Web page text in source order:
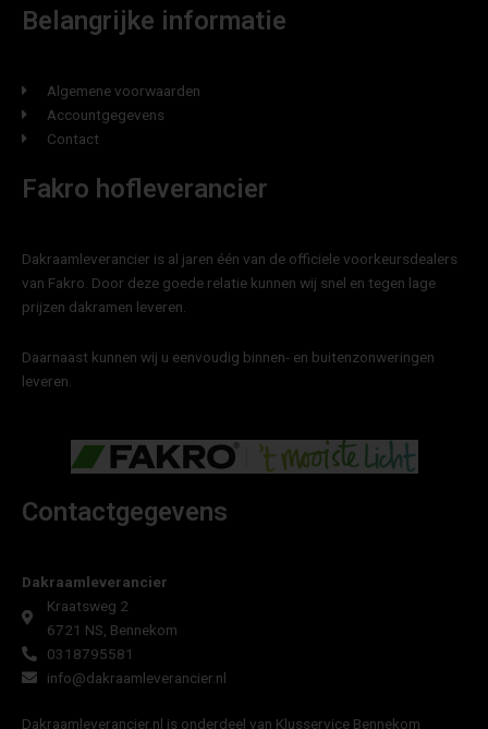
Belangrijke informatie
Algemene voorwaarden
Accountgegevens
Contact
Fakro hofleverancier
Dakraamleverancier is al jaren één van de officiele voorkeursdealers
van Fakro. Door deze goede relatie kunnen wij snel en tegen lage
prijzen dakramen leveren.
Daarnaast kunnen wij u eenvoudig binnen- en buitenzonweringen
leveren.
Contactgegevens
Dakraamleverancier
Kraatsweg 2
6721 NS, Bennekom
0318795581
info@dakraamleverancier.nl
Dakraamleverancier.nl is onderdeel van Klusservice Bennekom